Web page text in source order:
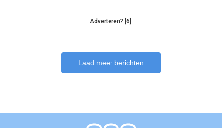
Adverteren? [6]
Laad meer berichten